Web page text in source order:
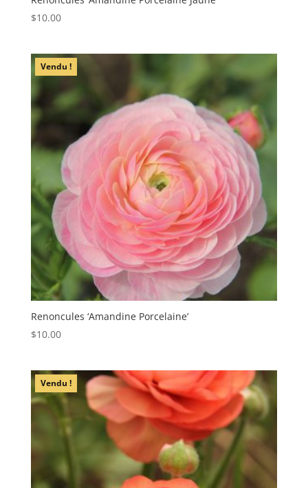
$10.00
Vendu !
Renoncules ‘Amandine Porcelaine’
$10.00
Vendu !